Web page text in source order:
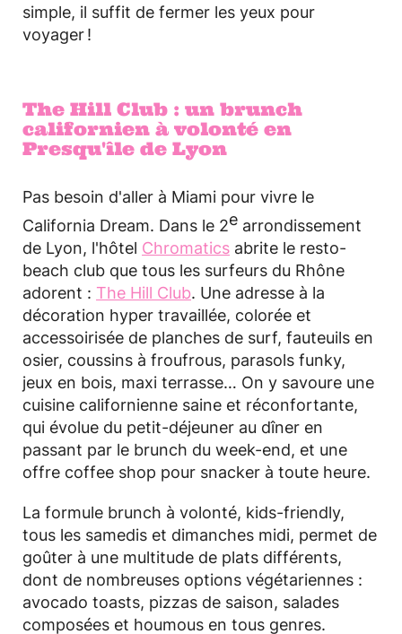
simple, il suffit de fermer les yeux pour
voyager !
The Hill Club : un brunch
californien à volonté en
Presqu'île de Lyon
Pas besoin d'aller à Miami pour vivre le
California Dream. Dans le 2e arrondissement
de Lyon, l'hôtel Chromatics abrite le resto-
beach club que tous les surfeurs du Rhône
adorent : The Hill Club. Une adresse à la
décoration hyper travaillée, colorée et
accessoirisée de planches de surf, fauteuils en
osier, coussins à froufrous, parasols funky,
jeux en bois, maxi terrasse… On y savoure une
cuisine californienne saine et réconfortante,
qui évolue du petit-déjeuner au dîner en
passant par le brunch du week-end, et une
offre coffee shop pour snacker à toute heure.
La formule brunch à volonté, kids-friendly,
tous les samedis et dimanches midi, permet de
goûter à une multitude de plats différents,
dont de nombreuses options végétariennes :
avocado toasts, pizzas de saison, salades
composées et houmous en tous genres.